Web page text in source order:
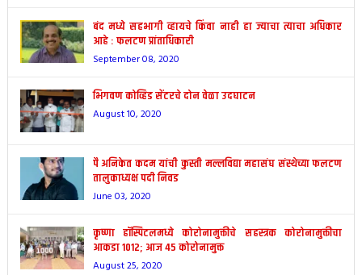
बंद मध्ये सहभागी व्हायचे किंवा नाही हा ज्याचा त्याचा अधिकार
आहे : फलटण प्रांताधिकारी
September 08, 2020
भिगवण कोव्हिड सेंटरचे दोन वेळा उदघाटन
August 10, 2020
पै अनिकेत कदम यांची कुस्ती मल्लविद्या महासंघ संस्थेच्या फलटण
तालुकाध्यक्ष पदी निवड
June 03, 2020
कृष्णा हॉस्पिटलमध्ये कोरोनामुक्तीचे सहस्त्रक कोरोनामुक्तीचा
आकडा 1012; आज 45 कोरोनामुक्त
August 25, 2020